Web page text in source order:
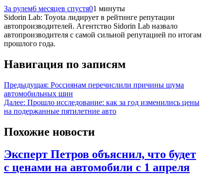
За рулем6 месяцев спустя01 минуты
Sidorin Lab: Toyota лидирует в рейтинге репутации
автопроизводителей. Агентство Sidorin Lab назвало
автопроизводителя с самой сильной репутацией по итогам
прошлого года.
Навигация по записям
Предыдущая: Россиянам перечислили причины шума
автомобильных шин
Далее: Прошло исследование: как за год изменились цены
на подержанные пятилетние авто
Похожие новости
Эксперт Петров объяснил, что будет
с ценами на автомобили с 1 апреля